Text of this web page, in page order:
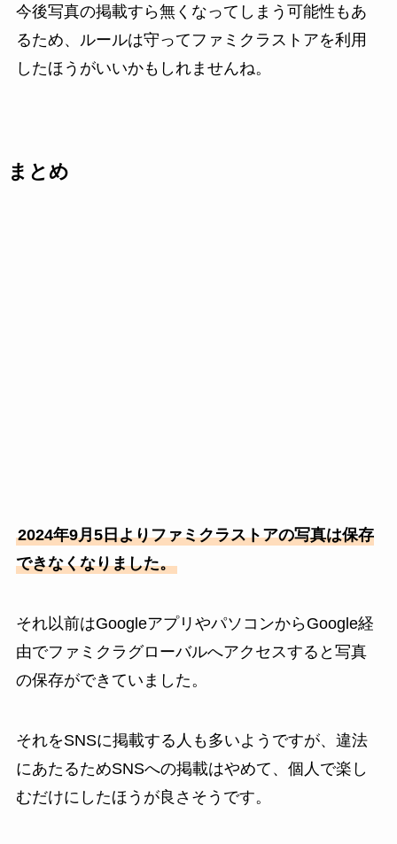
今後写真の掲載すら無くなってしまう可能性もあ
るため、ルールは守ってファミクラストアを利用
したほうがいいかもしれませんね。
まとめ
2024年9月5日よりファミクラストアの写真は保存
できなくなりました。
それ以前はGoogleアプリやパソコンからGoogle経
由でファミクラグローバルへアクセスすると写真
の保存ができていました。
それをSNSに掲載する人も多いようですが、違法
にあたるためSNSへの掲載はやめて、個人で楽し
むだけにしたほうが良さそうです。